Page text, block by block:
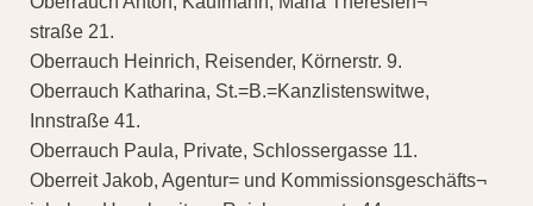
straße 21.
Oberrauch Heinrich, Reisender, Körnerstr. 9.
Oberrauch Katharina, St.=B.=Kanzlistenswitwe,
Innstraße 41.
Oberrauch Paula, Private, Schlossergasse 11.
Oberreit Jakob, Agentur= und Kommissionsgeschäfts¬